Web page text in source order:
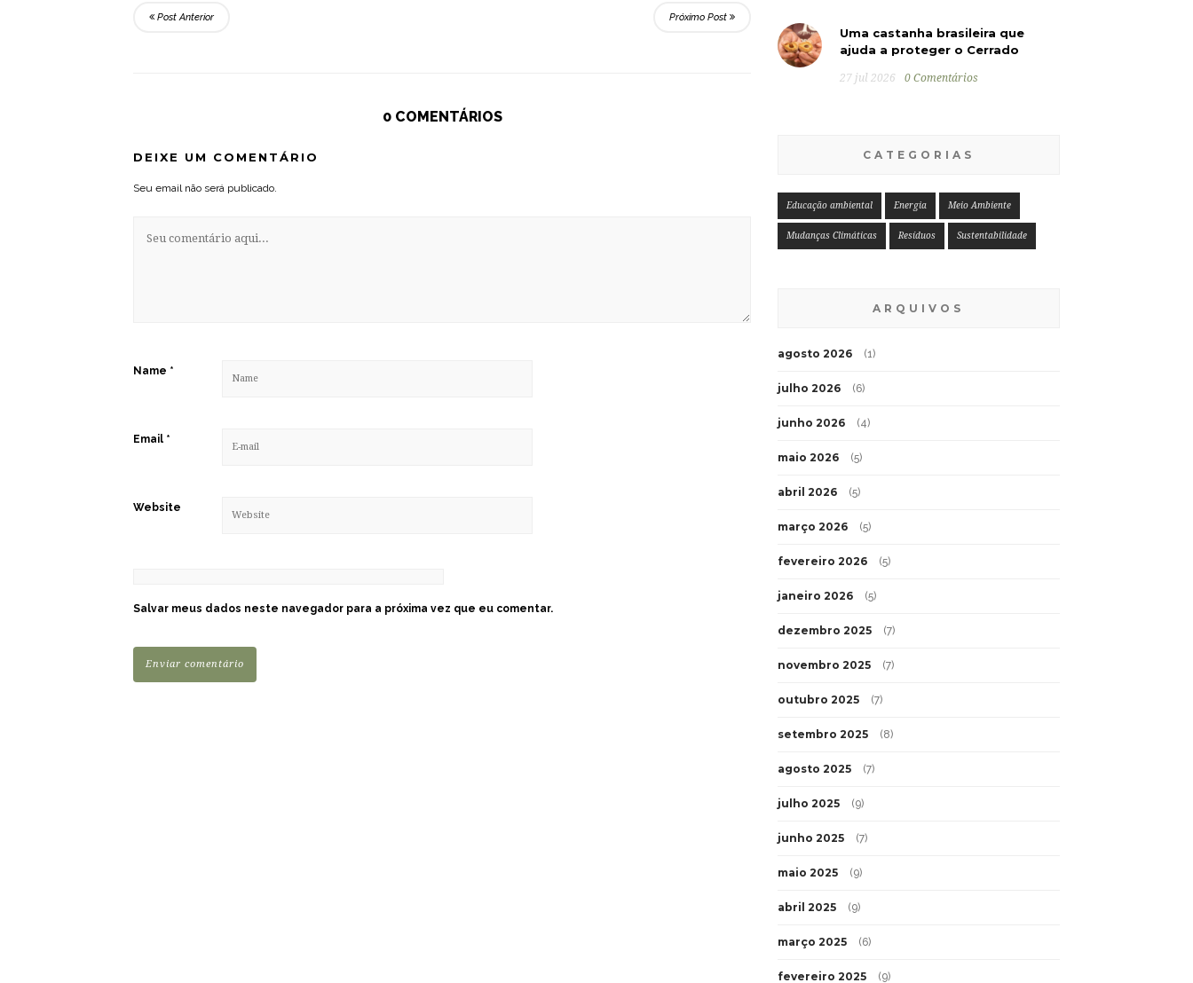
Post Anterior Próximo Post
0 COMENTÁRIOS
DEIXE UM COMENTÁRIO
Seu email não será publicado.
Name *
Email *
Website
Salvar meus dados neste navegador para a próxima vez que eu comentar.
Uma castanha brasileira que
ajuda a proteger o Cerrado
27 jul 2026 0 Comentários
CATEGORIAS
Educação ambiental Energia Meio Ambiente
Mudanças Climáticas Resíduos Sustentabilidade
ARQUIVOS
agosto 2026 (1)
julho 2026 (6)
junho 2026 (4)
maio 2026 (5)
abril 2026 (5)
março 2026 (5)
fevereiro 2026 (5)
janeiro 2026 (5)
dezembro 2025 (7)
novembro 2025 (7)
outubro 2025 (7)
setembro 2025 (8)
agosto 2025 (7)
julho 2025 (9)
junho 2025 (7)
maio 2025 (9)
abril 2025 (9)
março 2025 (6)
fevereiro 2025 (9)